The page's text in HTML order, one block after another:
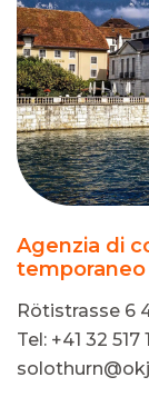
Agenzia di
temporaneo
Rötistrasse 6
Tel: +41 32 517